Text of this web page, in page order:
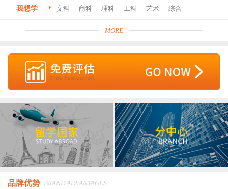
我想学 文科 商科 理科 工科 艺术 综合
MORE
品牌优势 BRAND ADVANTAGES